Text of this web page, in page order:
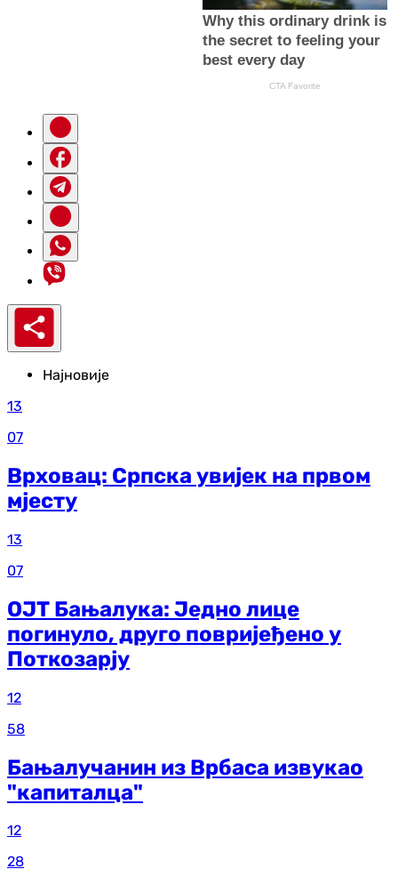
Најновије
13
07
Врховац: Српска увијек на првом
мјесту
13
07
ОЈТ Бањалука: Једно лице
погинуло, друго повријеђено у
Поткозарју
12
58
Бањалучанин из Врбаса извукао
"капиталца"
12
28